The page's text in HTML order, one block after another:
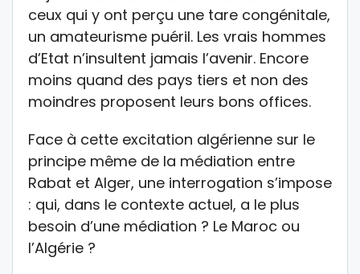
ceux qui y ont perçu une tare congénitale,
un amateurisme puéril. Les vrais hommes
d’Etat n’insultent jamais l’avenir. Encore
moins quand des pays tiers et non des
moindres proposent leurs bons offices.
Face à cette excitation algérienne sur le
principe même de la médiation entre
Rabat et Alger, une interrogation s’impose
: qui, dans le contexte actuel, a le plus
besoin d’une médiation ? Le Maroc ou
l’Algérie ?